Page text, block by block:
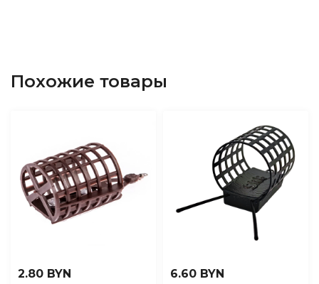
Похожие товары
2.80 BYN 6.60 BYN